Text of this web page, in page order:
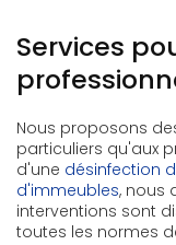
Services
Nous proposons
particuliers qu'aux
d'une désinfection
d'immeubles, nous
interventions sont
toutes les normes